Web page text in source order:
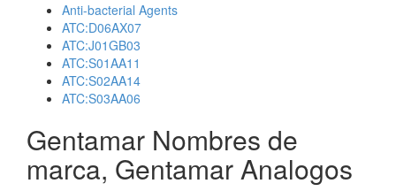
Anti-bacterial Agents
ATC:D06AX07
ATC:J01GB03
ATC:S01AA11
ATC:S02AA14
ATC:S03AA06
Gentamar Nombres de
marca, Gentamar Analogos